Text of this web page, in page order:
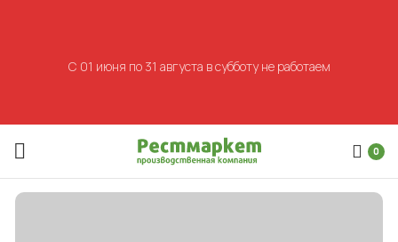
0
С 01 июня по 31 августа в субботу не работаем